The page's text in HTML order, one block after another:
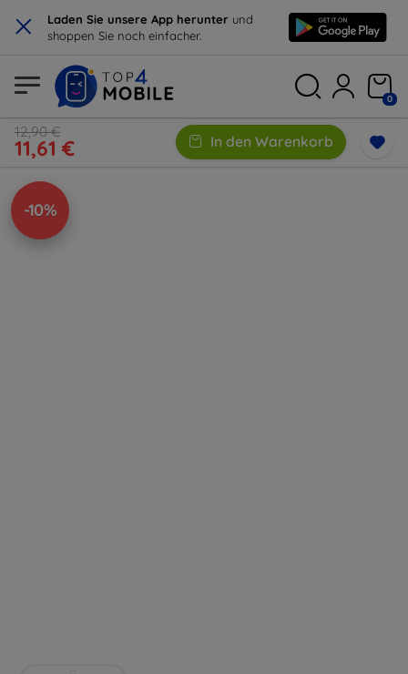
× Laden Sie unsere App herunter und
shoppen Sie noch einfacher.
0
12,90 €
11,61 € In den Warenkorb
-10%